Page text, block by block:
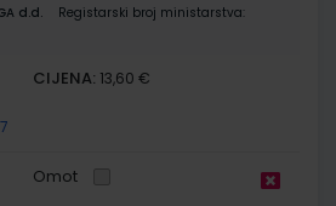
d.d.
Registarski broj ministarstva:
CIJENA: 13,60 €
Omot